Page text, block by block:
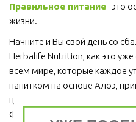
Правильное питание - это
жизни.
Начните и Вы свой день со
Herbalife Nutrition, как это
всем мире, которые каждое
напитком на основе Алоэ,
ценного сорта Алоэ Вера,
Формула 1 и Травяным